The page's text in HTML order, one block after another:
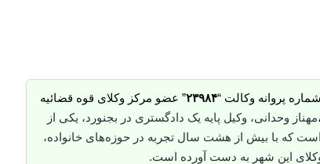
پروانه وکالت “۲۳۹۸۴” عضو مرکز وکلای قوه قضائیه
مهناز وحدانی، وکیل پایه یک دادگستری در بجنورد، یکی از
که با بیش از هشت سال تجربه در حوزه‌های خانواده،
این شهر به دست آورده است.